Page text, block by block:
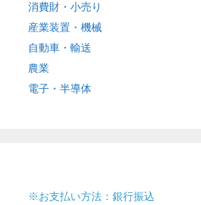
消費財・小売り
産業装置・機械
自動車・輸送
農業
電子・半導体
※お支払い方法：銀行振込